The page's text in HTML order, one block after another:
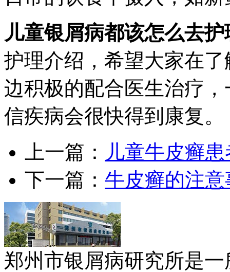
儿童银屑病都该怎么去护
护理介绍，希望大家在
边积极的配合医生治疗
信疾病会很快得到康复。
上一篇： 儿童牛皮癣
下一篇： 牛皮癣的注
郑州市银屑病研究所是